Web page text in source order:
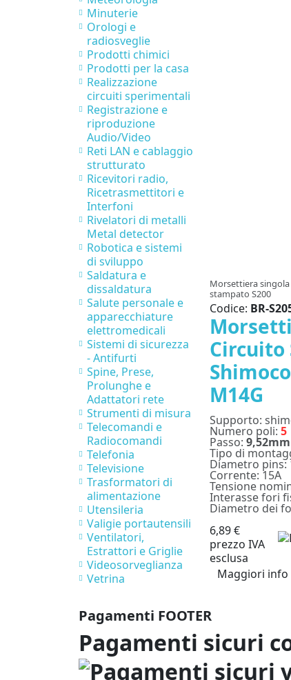
Morsettiera
stampato S200
Codice: BR-
Circuito
M14G
Supporto:
Numero poli: 5
Passo: 9,52mm
Tipo di
Diametro pins:
Corrente: 15A
Tensione
Interasse fori
Diametro dei
6,89 €
prezzo IVA
esclusa
Maggiori info
Minuterie
Orologi e
radiosveglie
Prodotti chimici
Prodotti per la casa
Realizzazione
circuiti sperimentali
Registrazione e
riproduzione
Audio/Video
Reti LAN e cablaggio
strutturato
Ricevitori radio,
Ricetrasmettitori e
Interfoni
Rivelatori di metalli
Metal detector
Robotica e sistemi
di sviluppo
Saldatura e
dissaldatura
Salute personale e
apparecchiature
elettromedicali
Sistemi di sicurezza
- Antifurti
Spine, Prese,
Prolunghe e
Adattatori rete
Strumenti di misura
Telecomandi e
Radiocomandi
Telefonia
Televisione
Trasformatori di
alimentazione
Utensileria
Valigie portautensili
Ventilatori,
Estrattori e Griglie
Videosorveglianza
Vetrina
Pagamenti FOOTER
Pagamenti sicuri